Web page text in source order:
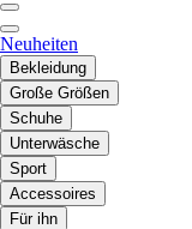
Neuheiten
Bekleidung
Große Größen
Schuhe
Unterwäsche
Sport
Accessoires
Für ihn